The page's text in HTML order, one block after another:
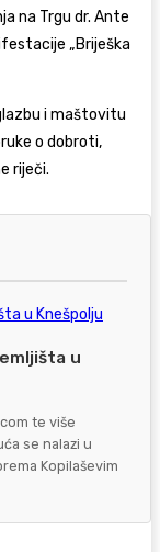
na Trgu dr. Ante
„Briješka
i maštovitu
o dobroti,
riječi.
u
te više
se nalazi u
Kopilaševim